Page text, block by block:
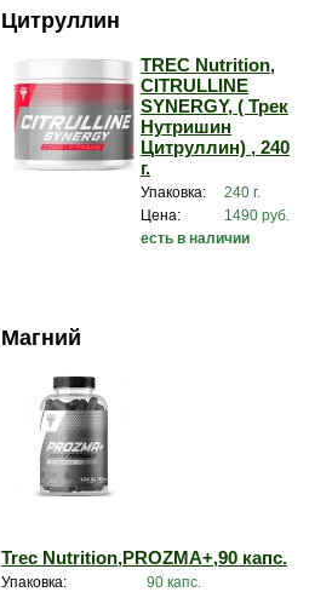
Цитруллин
TREC Nutrition,
CITRULLINE
SYNERGY, ( Трек
Нутришин
Цитруллин) , 240
г.
Упаковка:
240 г.
Цена:
1490 руб.
есть в наличии
Магний
Trec Nutrition,PROZMA+,90 капс.
Упаковка:
90 капс.